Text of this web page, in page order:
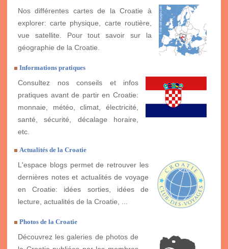
Nos différentes cartes de la Croatie à
explorer: carte physique, carte routière,
vue satellite. Pour tout savoir sur la
géographie de la Croatie.
Informations pratiques
Consultez nos conseils et infos
pratiques avant de partir en Croatie:
monnaie, météo, climat, électricité,
santé, sécurité, décalage horaire,
etc.
Actualités de la Croatie
L'espace blogs permet de retrouver les
dernières notes et actualités de voyage
en Croatie: idées sorties, idées de
lecture, actualités de la Croatie, ...
Photos de la Croatie
Découvrez les galeries de photos de